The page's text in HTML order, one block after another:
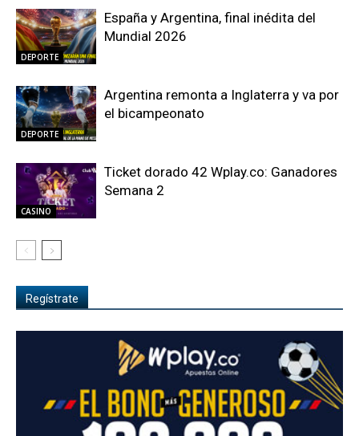
DEPORTE
España y Argentina, final inédita del
Mundial 2026
DEPORTE
Argentina remonta a Inglaterra y va por
el bicampeonato
CASINO
Ticket dorado 42 Wplay.co: Ganadores
Semana 2
Regístrate